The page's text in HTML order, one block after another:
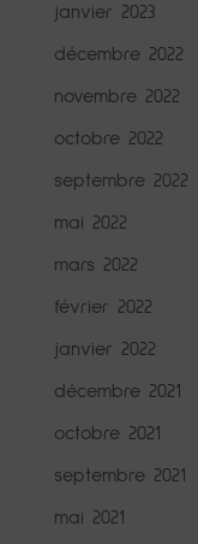
janvier 2023
décembre 2022
novembre 2022
octobre 2022
septembre 2022
mai 2022
mars 2022
février 2022
janvier 2022
décembre 2021
octobre 2021
septembre 2021
mai 2021